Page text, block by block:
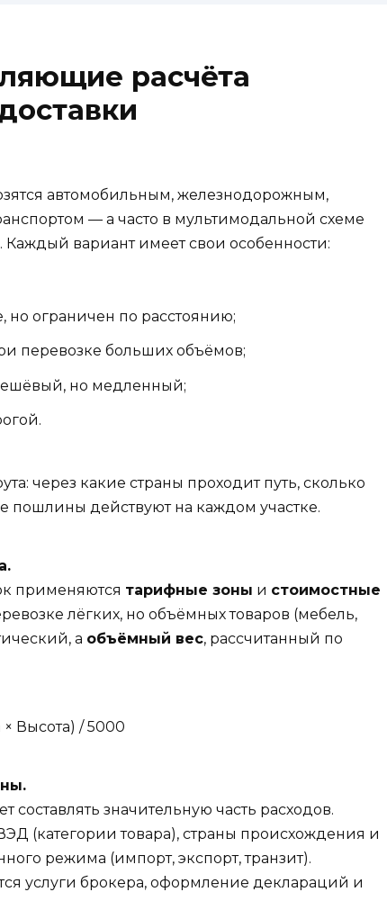
расчёта
автомобильным, железнодорожным,
— а часто в мультимодальной схеме
Каждый вариант имеет свои особенности:
но ограничен по расстоянию;
перевозке больших объёмов;
но медленный;
через какие страны проходит путь, сколько
пошлины действуют на каждом участке.
применяются тарифные зоны и стоимостные
лёгких, но объёмных товаров (мебель,
а объёмный вес, рассчитанный по
Высота) / 5000
значительную часть расходов.
(категории товара), страны происхождения и
режима (импорт, экспорт, транзит).
услуги брокера, оформление деклараций и